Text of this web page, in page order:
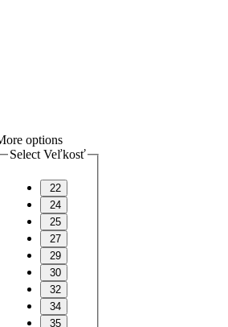
options
Select Veľkosť
22
24
25
27
29
30
32
34
35